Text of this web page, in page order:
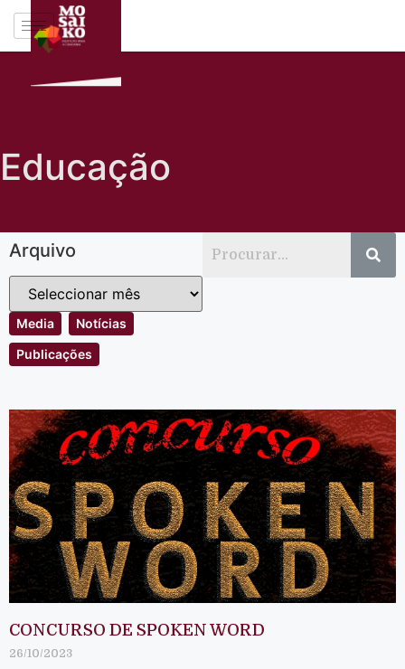
Educação
Arquivo
Media
Notícias
Publicações
CONCURSO DE SPOKEN WORD
26/10/2023